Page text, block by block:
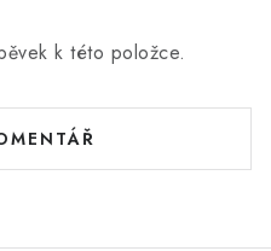
k této položce.